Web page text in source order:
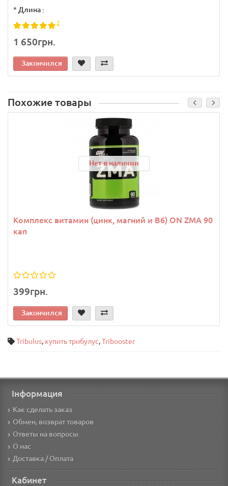
text-
decoration-
line:
none;
* Длина :
2
1 650грн.
Закончился
Похожие товары
Нет в наличии
Комплекс витамин (цинк, магний и В6) ON ZMA 90
кап
399грн.
Закончился
Tribulus, купить трибулус,Tribooster
Інформация
Как сделать заказ
Обмен, возврат товаров
Ответы на вопросы
О нас
Доставка / Оплата
Кабинет